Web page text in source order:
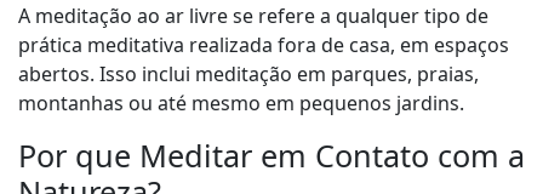
A meditação ao ar livre se refere a qualquer tipo de
prática meditativa realizada fora de casa, em espaços
abertos. Isso inclui meditação em parques, praias,
montanhas ou até mesmo em pequenos jardins.
Por que Meditar em Contato com a